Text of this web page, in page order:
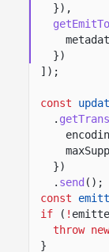
}),
})
]);
const
.
})
. send ();
const
if
( !
throw new
}